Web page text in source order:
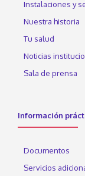
Instalaciones y
Nuestra historia
Tu salud
Noticias
Sala de prensa
Información
Documentos
Servicios